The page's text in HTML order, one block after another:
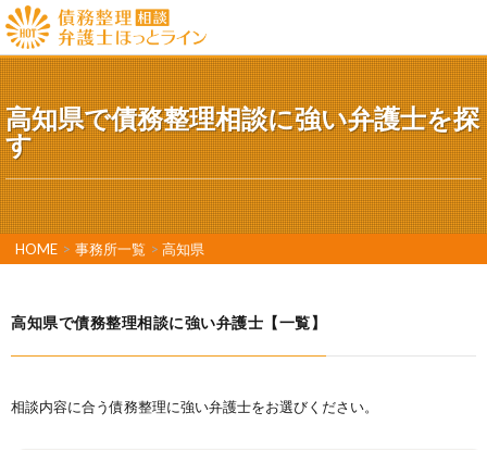
高知県で債務整理相談に強い弁護士を探
す
HOME > 事務所一覧 > 高知県
高知県で債務整理相談に強い弁護士【一覧】
相談内容に合う債務整理に強い弁護士をお選びください。